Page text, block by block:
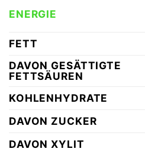
ENERGIE
FETT
DAVON GESÄTTIGTE
FETTSÄUREN
KOHLENHYDRATE
DAVON ZUCKER
DAVON XYLIT